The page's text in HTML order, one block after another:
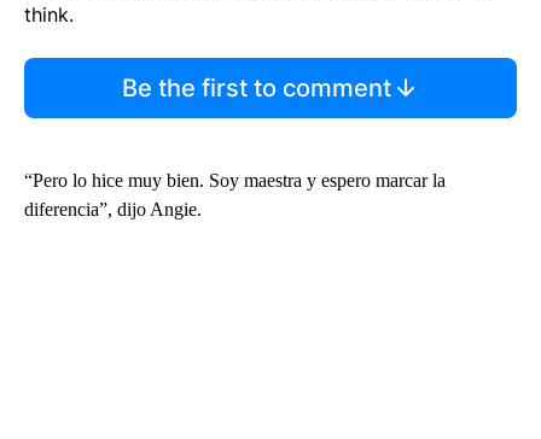
think.
Be the first to comment
“Pero lo hice muy bien. Soy maestra y espero marcar la
diferencia”, dijo Angie.